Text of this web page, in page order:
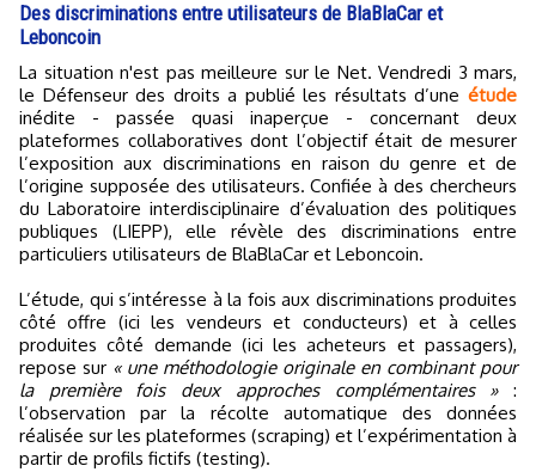
Des discriminations entre utilisateurs de BlaBlaCar et
Leboncoin
La situation n'est pas meilleure sur le Net. Vendredi 3 mars,
le Défenseur des droits a publié les résultats d’une étude
inédite - passée quasi inaperçue - concernant deux
plateformes collaboratives dont l’objectif était de mesurer
l’exposition aux discriminations en raison du genre et de
l’origine supposée des utilisateurs. Confiée à des chercheurs
du Laboratoire interdisciplinaire d’évaluation des politiques
publiques (LIEPP), elle révèle des discriminations entre
particuliers utilisateurs de BlaBlaCar et Leboncoin.
L’étude, qui s’intéresse à la fois aux discriminations produites
côté offre (ici les vendeurs et conducteurs) et à celles
produites côté demande (ici les acheteurs et passagers),
repose sur « une méthodologie originale en combinant pour
la première fois deux approches complémentaires »:
l’observation par la récolte automatique des données
réalisée sur les plateformes (scraping) et l’expérimentation à
partir de profils fictifs (testing).